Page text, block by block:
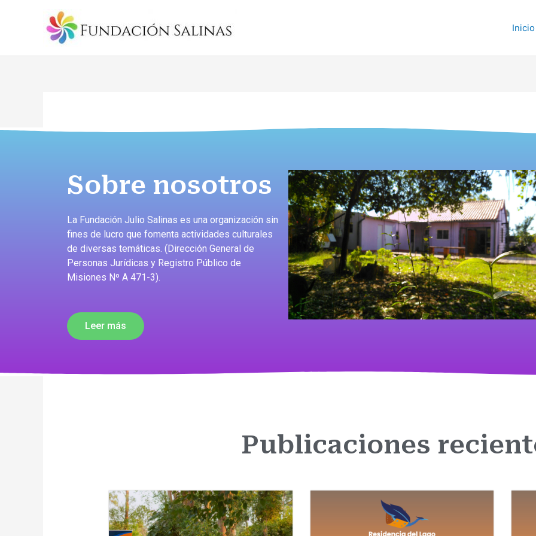
Inicio
Sobre nosotros
La Fundación Julio Salinas es una organización sin
fines de lucro que fomenta actividades culturales
de diversas temáticas. (Dirección General de
Personas Jurídicas y Registro Público de
Misiones Nº A 471-3).
Leer más
Publicaciones